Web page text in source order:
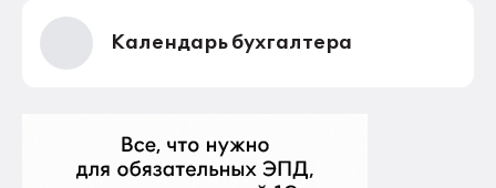
Календарь бухгалтера